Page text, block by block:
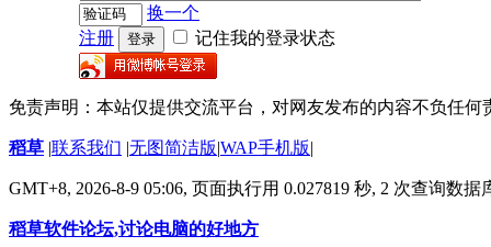
换一个
注册
登录 记住我的登录状态
免责声明：本站仅提供交流平台，对网友发布的内容不负任
稻草 |联系我们 |无图简洁版|WAP手机版|
GMT+8, 2026-8-9 05:06, 页面执行用 0.027819 秒, 2 次查询数
稻草软件论坛,讨论电脑的好地方